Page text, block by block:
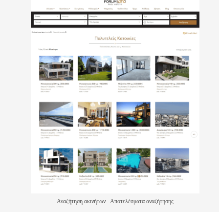
Αναζήτηση ακινήτων - Αποτελέσματα αναζήτησης